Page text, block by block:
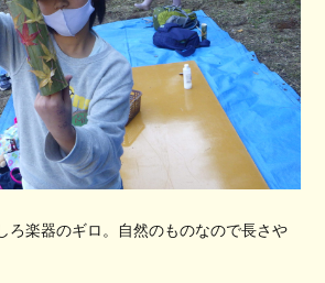
ろ楽器のギロ。自然のものなので長さや